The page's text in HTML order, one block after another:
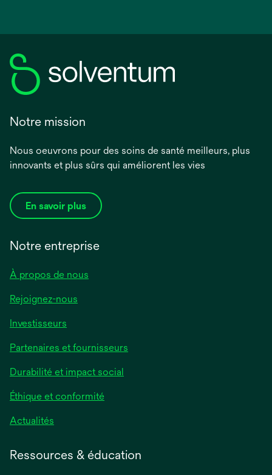
Notre mission
Nous oeuvrons pour des soins de santé meilleurs, plus
innovants et plus sûrs qui améliorent les vies
En savoir plus
Notre entreprise
À propos de nous
Rejoignez-nous
Investisseurs
Partenaires et fournisseurs
Durabilité et impact social
Éthique et conformité
Actualités
Ressources & éducation